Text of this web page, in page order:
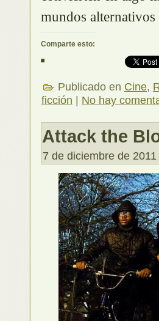
mundos alternativos
Comparte esto:
Publicado en Cine,
ficción
No hay
Attack the
7 de diciembre de 2011